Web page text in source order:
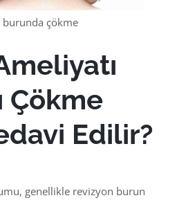
burunda çökme
Çökme
Edilir?
genellikle revizyon burun